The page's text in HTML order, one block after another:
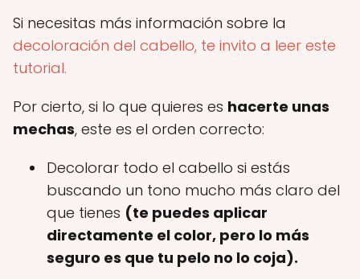
Si necesitas más información sobre la
decoloración del cabello, te invito a leer este
tutorial.
Por cierto, si lo que quieres es hacerte unas
mechas, este es el orden correcto:
Decolorar todo el cabello si estás
buscando un tono mucho más claro del
que tienes (te puedes aplicar
directamente el color, pero lo más
seguro es que tu pelo no lo coja).